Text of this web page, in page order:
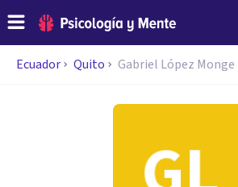
Ecuador Quito Gabriel López Monge